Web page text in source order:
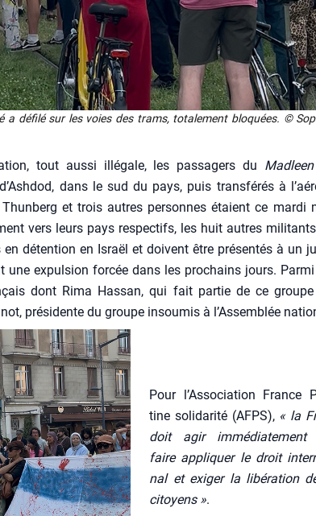
a défi­lé sur les voies des trams, tota­le­ment blo­quées. ©
tout aus­si illé­gale, les pas­sa­gers du Mad­leen
dans le sud du pays, puis trans­fé­rés à
Thun­berg et trois autres per­sonnes étaient ce mar­di
vers leurs pays res­pec­tifs, les huit autres
en déten­tion en Israël et doivent être pré­sen­tés à un
une expul­sion for­cée dans les pro­chains jours.
dont Rima Has­san, qui fait par­tie de ce
pré­si­dente du groupe insou­mis à l’As­sem­blée
Pour l’As­so­cia­tion France
tine soli­da­ri­té (AFPS), « la
doit agir immé­dia­te­ment
faire appli­quer le droit
nal et exi­ger la libé­ra­tion
citoyens ».